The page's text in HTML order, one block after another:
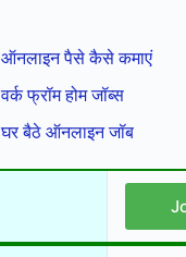
ऑनलाइन पैसे कैसे कमाएं
वर्क फ्रॉम होम जॉब्स
घर बैठे ऑनलाइन जॉब